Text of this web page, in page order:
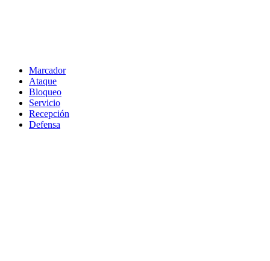
Marcador
Ataque
Bloqueo
Servicio
Recepción
Defensa